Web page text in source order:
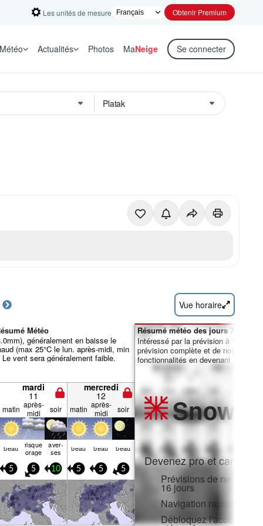
Les unités de mesure Obtenir Premium
Météo Actualités Photos MaNeige Se connecter
Vue horaire
Météo
généralement en baisse le
(max 25°C le lun. après-midi, min
vent sera généralement faible.
mardi
11
mercredi
12
matin après-
midi
soir matin après-
midi
soir
beau risque
orage
aver­
ses beau beau beau
5 5 10 5 5 5
Résumé météo des jours 7-16 :
Intéressé par la prévision à 16 jours
prévision complète et de
fonctionnalités en devenant membre
Snow
Devenez pro et carve en:
Prévisions de neige
16 jours
Navigation rapide sans
Débloquez l'accès